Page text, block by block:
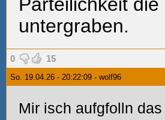
untergraben.
0 15
So. 19.04.26 - 20:22:09 - wolf96
Mir isch aufgfolln